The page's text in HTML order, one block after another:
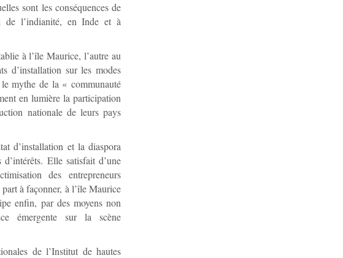
sont les conséquences de
de l’indianité, en Inde et à
à l’île Maurice, l’autre au
d’installation sur les modes
mythe de la « communauté
en lumière la participation
nationale de leurs pays
d’installation et la diaspora
Elle satisfait d’une
des entrepreneurs
à façonner, à l’île Maurice
enfin, par des moyens non
émergente sur la scène
de l’Institut de hautes